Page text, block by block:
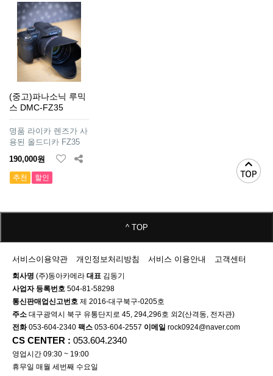
(중고)파나소닉 루믹
스 DMC-FZ35
명품 라이카 렌즈가 사
용된 올드디카 FZ35
190,000원
추천 할인
^ TOP
서비스이용약관 개인정보처리방침 서비스 이용안내 고객센터
회사명 (주)동아카메라 대표 김동기
사업자 등록번호 504-81-58298
통신판매업신고번호 제 2016-대구북구-0205호
주소 대구광역시 북구 유통단지로 45, 294,296호 외2(산격동, 전자관)
전화053-604-2340 팩스 053-604-2557 이메일 rock0924@naver.com
CS CENTER : 053.604.2340
영업시간 09:30 ~ 19:00
휴무일 매월 세번째 수요일